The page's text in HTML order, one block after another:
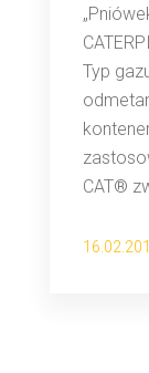
Typ
CAT®